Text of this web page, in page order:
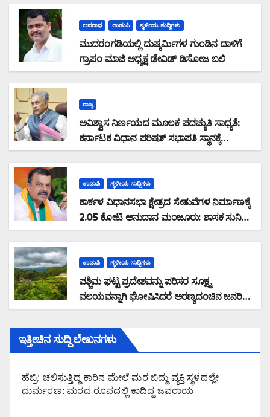
ಅಪರಾಧ ಉಡುಪಿ ಸ್ಥಳೀಯ ಸುದ್ದಿಗಳು
ಮುದರಂಗಡಿಯಲ್ಲಿ ದುಷ್ಕರ್ಮಿಗಳ ಗುಂಡಿನ ದಾಳಿಗೆ
ಗ್ರಾಪಂ ಮಾಜಿ ಅಧ್ಯಕ್ಷ ಡೇವಿಡ್ ಡಿಸೋಜ ಬಲಿ
ರಾಜ್ಯ
ಅವಿಶ್ವಾಸ ನಿರ್ಣಯದ ಮೂಲಕ ಪದಚ್ಯುತಿ ಸಾಧ್ಯತೆ:
ಕರ್ನಾಟಕ ವಿಧಾನ ಪರಿಷತ್ ಸಭಾಪತಿ ಸ್ಥಾನಕ್ಕೆ
ಬಸವರಾಜ ಹೊರಟ್ಟಿ ರಾಜೀನಾಮೆ
ಉಡುಪಿ ಸ್ಥಳೀಯ ಸುದ್ದಿಗಳು
ಕಾರ್ಕಳ ವಿಧಾನಸಭಾ ಕ್ಷೇತ್ರದ ಸೇತುವೆಗಳ ನಿರ್ಮಾಣಕ್ಕೆ
2.05 ಕೋಟಿ ಅನುದಾನ ಮಂಜೂರು: ಶಾಸಕ ಸುನಿಲ್
ಕುಮಾರ್ ಮಾಹಿತಿ
ಉಡುಪಿ ಸ್ಥಳೀಯ ಸುದ್ದಿಗಳು
ಪಶ್ಚಿಮ ಘಟ್ಟ ಪ್ರದೇಶವನ್ನು ಪರಿಸರ ಸೂಕ್ಷ್ಮ
ವಲಯವನ್ನಾಗಿ ಘೋಷಿಸಿದರೆ ಅರಣ್ಯದಂಚಿನ ಜನರಿಗೆ
ಸಮಸ್ಯೆ: ರಾಜ್ಯ ಸರ್ಕಾರವು ಭೌತಿಕ ಸಮೀಕ್ಷೆ ನಡೆಸಿ
ಜನವಸತಿ ಪ್ರದೇಶ ವಿರಹಿತಗೊಳಿಸಿ ಜನರ
ಆತಂಕವನ್ನು ನಿವಾರಿಸಬೇಕು : ಮಲೆಕುಡಿಯ ಸಂಘದ
ಜಿಲ್ಲಾಧ್ಯಕ್ಷ ಗಂಗಾಧರ ಗೌಡ ಆಗ್ರಹ
ಇತ್ತೀಚಿನ ಸುದ್ದಿ ಲೇಖನಗಳು
ಹೆಬ್ರಿ: ಚಲಿಸುತ್ತಿದ್ದ ಕಾರಿನ ಮೇಲೆ ಮರ ಬಿದ್ದು ವ್ಯಕ್ತಿ ಸ್ಥಳದಲ್ಲೇ
ದುರ್ಮರಣ: ಮರದ ರೂಪದಲ್ಲಿ ಕಾದಿದ್ದ ಜವರಾಯ